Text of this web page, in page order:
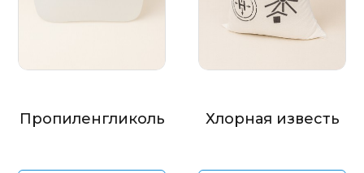
Пропиленгликоль Хлорная известь